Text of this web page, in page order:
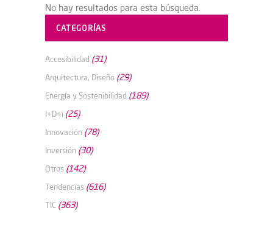
No hay resultados para esta búsqueda.
CATEGORÍAS
Accesibilidad (31)
Arquitectura, Diseño (29)
Energía y Sostenibilidad (189)
I+D+i (25)
Innovación (78)
Inversión (30)
Otros (142)
Tendencias (616)
TIC (363)